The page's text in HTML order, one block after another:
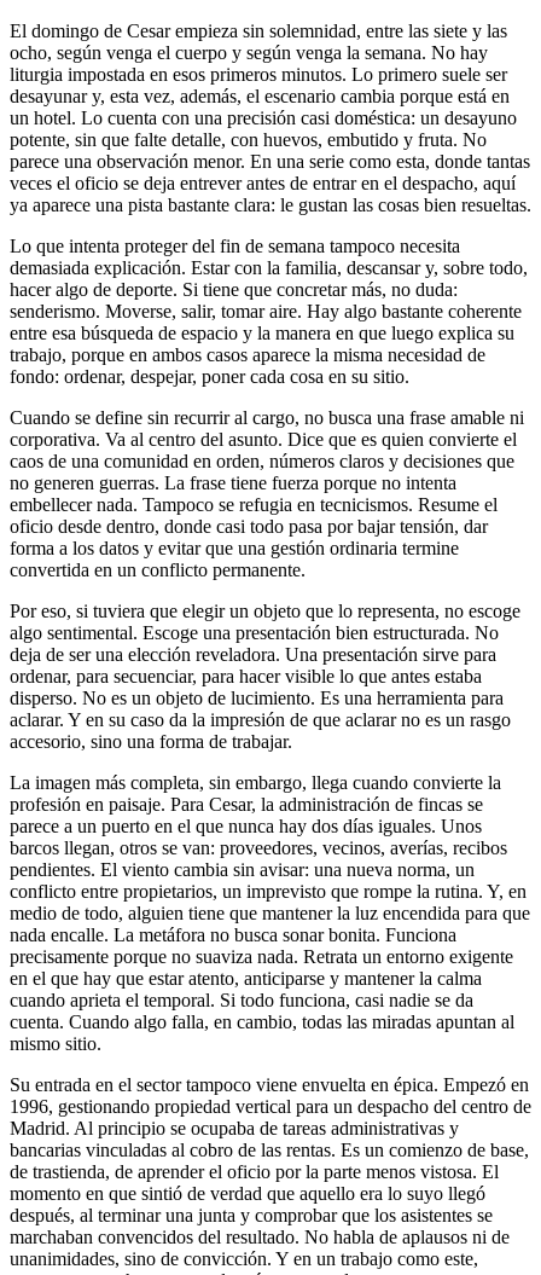
El domingo de Cesar empieza sin solemnidad, entre las siete y las
ocho, según venga el cuerpo y según venga la semana. No hay
liturgia impostada en esos primeros minutos. Lo primero suele ser
desayunar y, esta vez, además, el escenario cambia porque está en
un hotel. Lo cuenta con una precisión casi doméstica: un desayuno
potente, sin que falte detalle, con huevos, embutido y fruta. No
parece una observación menor. En una serie como esta, donde tantas
veces el oficio se deja entrever antes de entrar en el despacho, aquí
ya aparece una pista bastante clara: le gustan las cosas bien resueltas.
Lo que intenta proteger del fin de semana tampoco necesita
demasiada explicación. Estar con la familia, descansar y, sobre todo,
hacer algo de deporte. Si tiene que concretar más, no duda:
senderismo. Moverse, salir, tomar aire. Hay algo bastante coherente
entre esa búsqueda de espacio y la manera en que luego explica su
trabajo, porque en ambos casos aparece la misma necesidad de
fondo: ordenar, despejar, poner cada cosa en su sitio.
Cuando se define sin recurrir al cargo, no busca una frase amable ni
corporativa. Va al centro del asunto. Dice que es quien convierte el
caos de una comunidad en orden, números claros y decisiones que
no generen guerras. La frase tiene fuerza porque no intenta
embellecer nada. Tampoco se refugia en tecnicismos. Resume el
oficio desde dentro, donde casi todo pasa por bajar tensión, dar
forma a los datos y evitar que una gestión ordinaria termine
convertida en un conflicto permanente.
Por eso, si tuviera que elegir un objeto que lo representa, no escoge
algo sentimental. Escoge una presentación bien estructurada. No
deja de ser una elección reveladora. Una presentación sirve para
ordenar, para secuenciar, para hacer visible lo que antes estaba
disperso. No es un objeto de lucimiento. Es una herramienta para
aclarar. Y en su caso da la impresión de que aclarar no es un rasgo
accesorio, sino una forma de trabajar.
La imagen más completa, sin embargo, llega cuando convierte la
profesión en paisaje. Para Cesar, la administración de fincas se
parece a un puerto en el que nunca hay dos días iguales. Unos
barcos llegan, otros se van: proveedores, vecinos, averías, recibos
pendientes. El viento cambia sin avisar: una nueva norma, un
conflicto entre propietarios, un imprevisto que rompe la rutina. Y, en
medio de todo, alguien tiene que mantener la luz encendida para que
nada encalle. La metáfora no busca sonar bonita. Funciona
precisamente porque no suaviza nada. Retrata un entorno exigente
en el que hay que estar atento, anticiparse y mantener la calma
cuando aprieta el temporal. Si todo funciona, casi nadie se da
cuenta. Cuando algo falla, en cambio, todas las miradas apuntan al
mismo sitio.
Su entrada en el sector tampoco viene envuelta en épica. Empezó en
1996, gestionando propiedad vertical para un despacho del centro de
Madrid. Al principio se ocupaba de tareas administrativas y
bancarias vinculadas al cobro de las rentas. Es un comienzo de base,
de trastienda, de aprender el oficio por la parte menos vistosa. El
momento en que sintió de verdad que aquello era lo suyo llegó
después, al terminar una junta y comprobar que los asistentes se
marchaban convencidos del resultado. No habla de aplausos ni de
unanimidades, sino de convicción. Y en un trabajo como este,